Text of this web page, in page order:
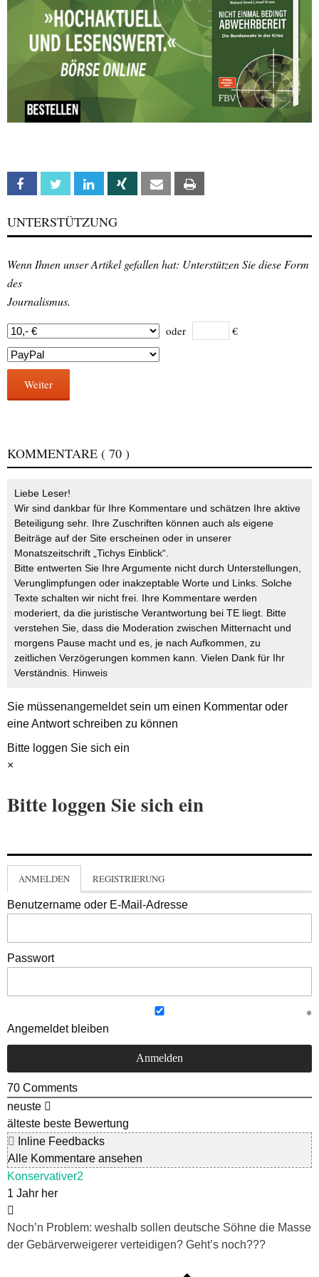
Facebook Twitter Linkedin Xing Email
UNTERSTÜTZUNG
Wenn Ihnen unser Artikel gefallen hat: Unterstützen Sie diese Form
des
Journalismus.
oder €
Weiter
KOMMENTARE ( 70 )
Liebe Leser!
Wir sind dankbar für Ihre Kommentare und schätzen Ihre aktive
Beteiligung sehr. Ihre Zuschriften können auch als eigene
Beiträge auf der Site erscheinen oder in unserer
Monatszeitschrift „Tichys Einblick“.
Bitte entwerten Sie Ihre Argumente nicht durch Unterstellungen,
Verunglimpfungen oder inakzeptable Worte und Links. Solche
Texte schalten wir nicht frei. Ihre Kommentare werden
moderiert, da die juristische Verantwortung bei TE liegt. Bitte
verstehen Sie, dass die Moderation zwischen Mitternacht und
morgens Pause macht und es, je nach Aufkommen, zu
zeitlichen Verzögerungen kommen kann. Vielen Dank für Ihr
Verständnis. Hinweis
Sie müssenangemeldetsein um einen Kommentar oder
eine Antwort schreiben zu können
Bitte loggen Sie sich ein
×
Bitte loggen Sie sich ein
ANMELDEN REGISTRIERUNG
Benutzername oder E-Mail-Adresse
Passwort
Angemeldet bleiben
70 Comments
neuste
älteste beste Bewertung
Inline Feedbacks
Alle Kommentare ansehen
Konservativer2
1 Jahr her
Noch’n Problem: weshalb sollen deutsche Söhne die Masse
der Gebärverweigerer verteidigen? Geht’s noch???